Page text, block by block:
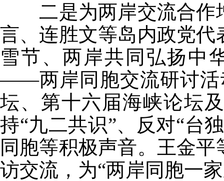
二是为两岸交流合作
言、连胜文等岛内政党
雪节、两岸共同弘扬中
——两岸同胞交流研讨活
坛、第十六届海峡论坛
持“九二共识”、反对“台
同胞等积极声音。王金
访交流，为“两岸同胞一